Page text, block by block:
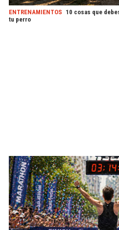
ENTRENAMIENTOS 10 cosas que
tu perro